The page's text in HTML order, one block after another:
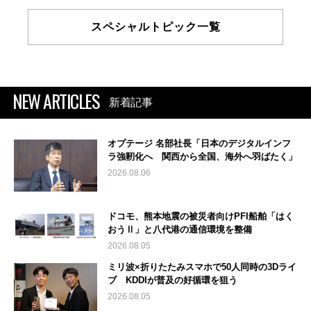
スペシャルトピック一覧
NEW ARTICLES 新着記事
オプテージ 名部社長「日本のデジタルインフ
ラ強靭化へ 関西から全国、海外へ羽ばたく」
2026.08.06
ドコモ、熊本地震の被災者向けPFI船舶「はく
おうⅡ」と八代港の通信環境を整備
2026.08.05
ミリ波×折りたたみスマホで50人同時の3Dライ
ブ KDDIが普及の好循環を狙う
2026.08.05